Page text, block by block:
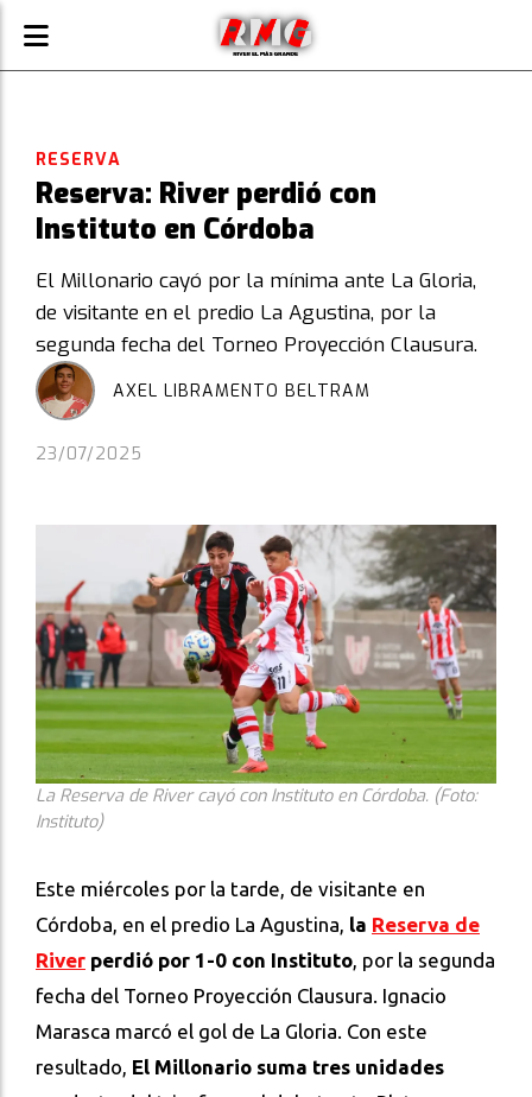
Reserva: River perdió con
Instituto en Córdoba
El Millonario cayó por la mínima ante La Gloria,
de visitante en el predio La Agustina, por la
segunda fecha del Torneo Proyección Clausura.
RESERVA
23/07/2025
AXEL LIBRAMENTO BELTRAM
La Reserva de River cayó con Instituto en Córdoba. (Foto:
Instituto)
Este miércoles por la tarde, de visitante en
Córdoba, en el predio La Agustina, la Reserva de
River perdió por 1-0 con Instituto, por la segunda
fecha del Torneo Proyección Clausura. Ignacio
Marasca marcó el gol de La Gloria. Con este
resultado, El Millonario suma tres unidades